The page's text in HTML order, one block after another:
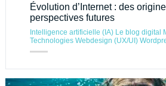
Évolution d’Internet : des
perspectives futures
Intelligence artificielle (IA) Le blog digital
Technologies Webdesign (UX/UI)